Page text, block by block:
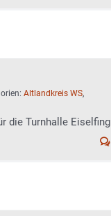
Altlandkreis WS,
die Turnhalle Eiselfing